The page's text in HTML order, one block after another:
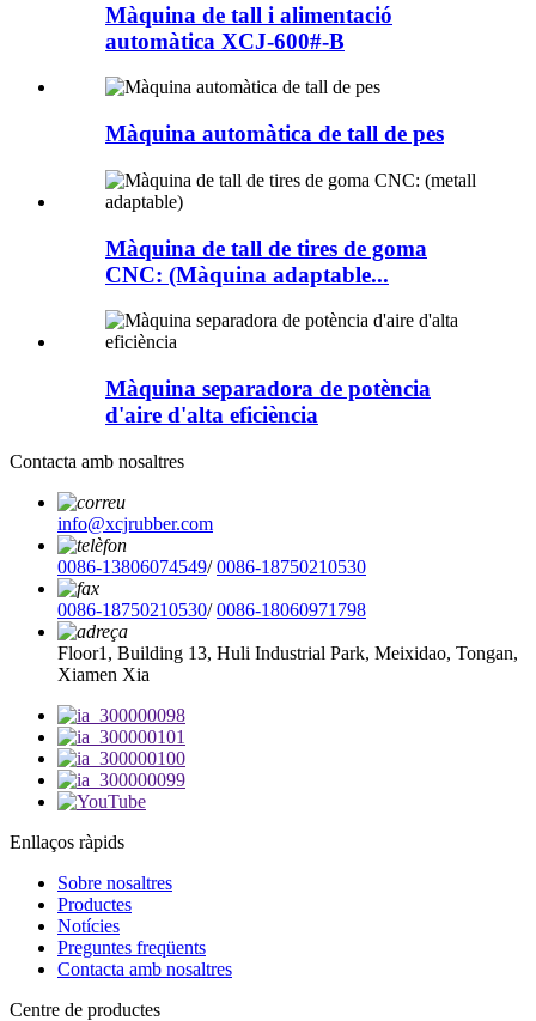
Màquina de tall i alimentació
automàtica XCJ-600#-B
Màquina automàtica de tall de pes
Màquina de tall de tires de goma
CNC: (Màquina adaptable...
Màquina separadora de potència
d'aire d'alta eficiència
Contacta amb nosaltres
info@xcjrubber.com
0086-13806074549/0086-18750210530
0086-18750210530/0086-18060971798
Floor1, Building 13, Huli Industrial Park, Meixidao, Tongan,
Xiamen Xia
Enllaços ràpids
Sobre nosaltres
Productes
Notícies
Preguntes freqüents
Contacta amb nosaltres
Centre de productes